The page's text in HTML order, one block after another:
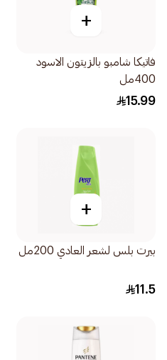
+
فاتيكا شامبو بالزيتون الاسود
400مل
15.99
+
بيرت بلس لشعر العادي 200مل
11.5